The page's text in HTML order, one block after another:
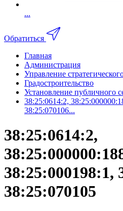
...
Обратиться
Главная
Администрация
Управление
Градостроительство
Установление публичного
38:25:0614:2,
38:25:070106...
38:25:0614:2,
38:25:000198:1,
38:25:070105